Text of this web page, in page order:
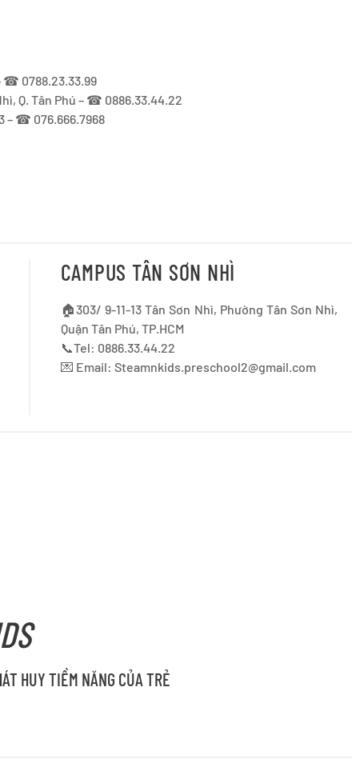
☎ 0788.23.33.99
Q. Tân Phú – ☎ 0886.33.44.22
– ☎ 076.666.7968
CAMPUS TÂN SƠN NHÌ
🏠303/ 9-11-13 Tân Sơn Nhì, Phường Tân Sơn Nhì,
Quận Tân Phú, TP.HCM
📞Tel: 0886.33.44.22
💌 Email: Steamnkids.preschool2@gmail.com
HUY TIỀM NĂNG CỦA TRẺ